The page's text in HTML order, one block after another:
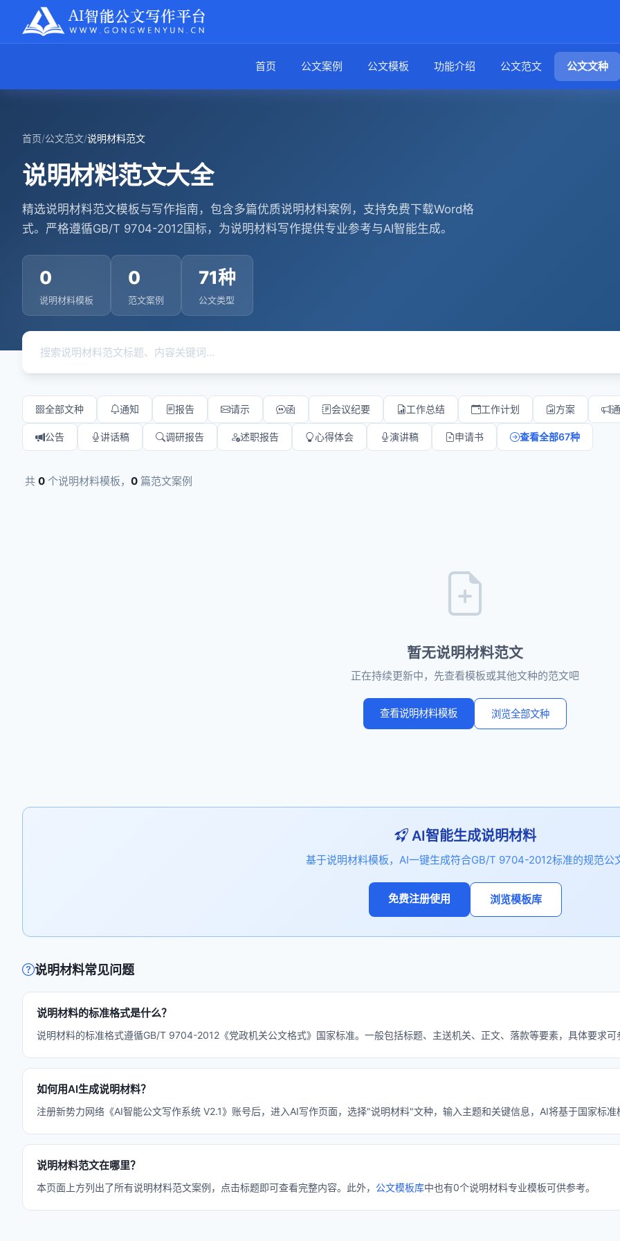
首页 公文案例 公文模板 功能介绍 公文范文 公文文种
首页/公文范文/说明材料范文
说明材料范文大全
精选说明材料范文模板与写作指南，包含多篇优质说明材料案例，支持免费下载Word格
式。严格遵循GB/T 9704-2012国标，为说明材料写作提供专业参考与AI智能生成。
0
说明材料模板
0
范文案例
71种
公文类型
全部文种 通知 报告 请示 函 会议纪要 工作总结 工作计划 方案
公告 讲话稿 调研报告 述职报告 心得体会 演讲稿 申请书 查看全部67种
共 0 个说明材料模板， 0 篇范文案例
暂无说明材料范文
正在持续更新中，先查看模板或其他文种的范文吧
查看说明材料模板 浏览全部文种
AI智能生成说明材料
基于说明材料模板，AI一键生成符合GB/T 9704-2012标准的规范公
免费注册使用 浏览模板库
说明材料常见问题
说明材料的标准格式是什么？
说明材料的标准格式遵循GB/T 9704-2012《党政机关公文格式》国家标准。一般包括标题、主送机关、正文、落款等要素，具体要求
如何用AI生成说明材料？
注册新势力网络《AI智能公文写作系统 V2.1》账号后，进入AI写作页面，选择"说明材料"文种，输入主题和关键信息，AI将基于国家标
说明材料范文在哪里？
本页面上方列出了所有说明材料范文案例，点击标题即可查看完整内容。此外， 公文模板库中也有0个说明材料专业模板可供参考。